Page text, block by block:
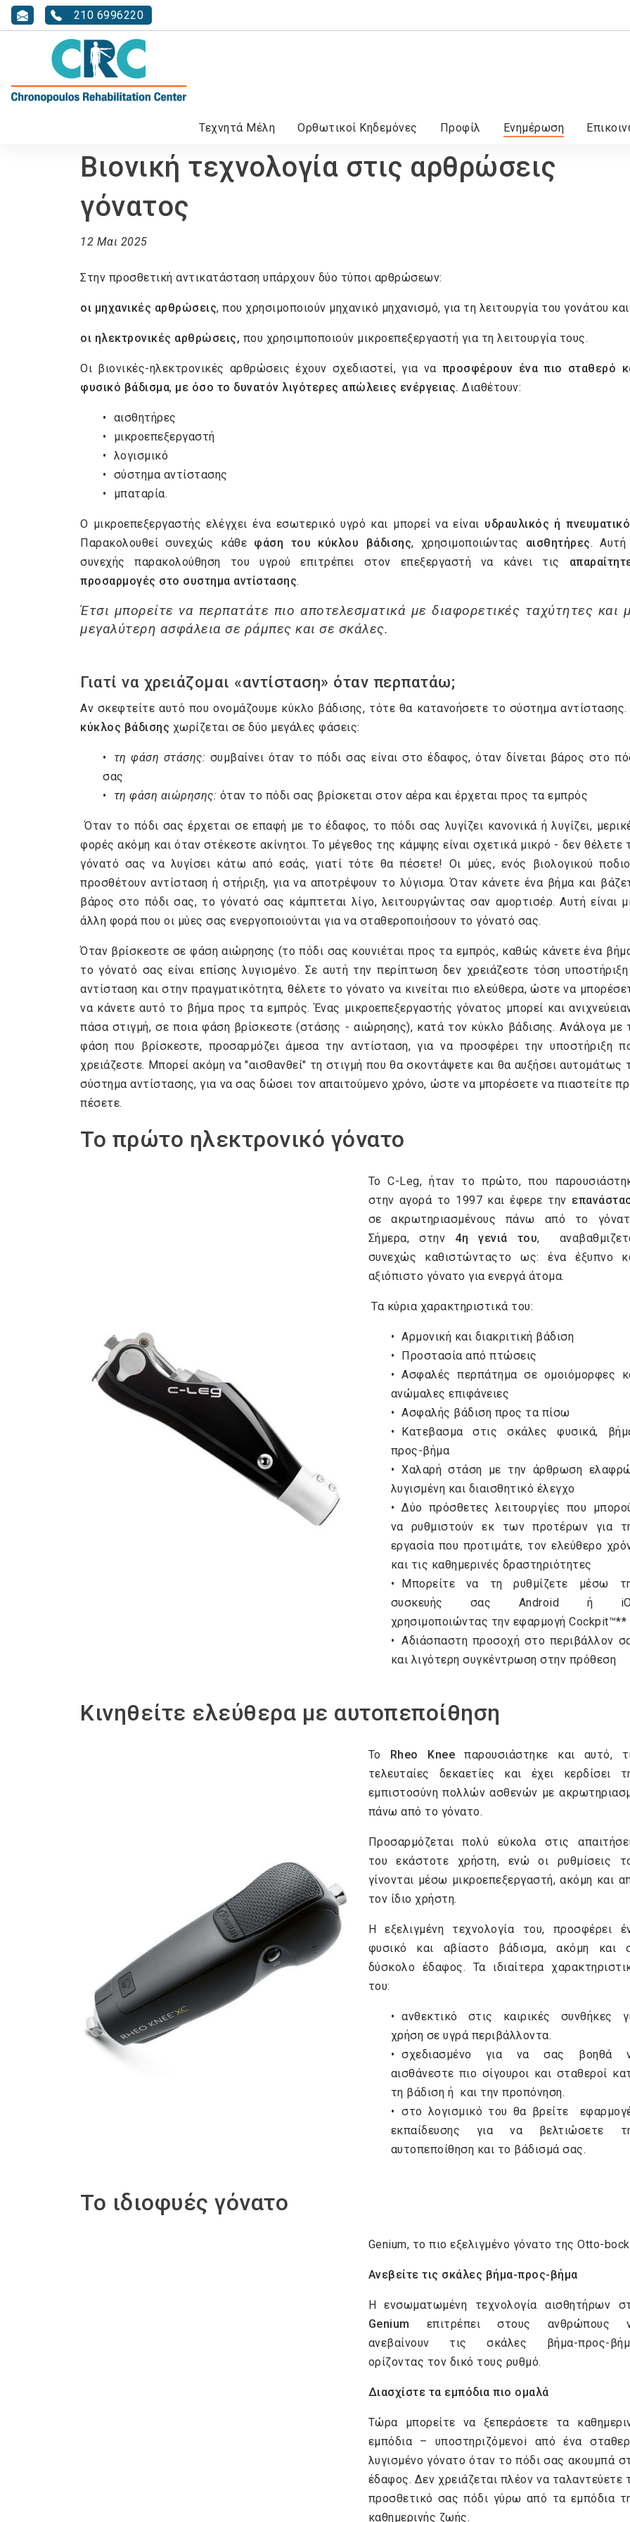
info@chronopoulos.gr
210 6996220
Τεχνητά Μέλη Ορθωτικοί Κηδεμόνες Προφίλ Ενημέρωση
Βιονική τεχνολογία στις αρθρώσεις
γόνατος
12 Μαι 2025
Στην προσθετική αντικατάσταση υπάρχουν δύο τύποι αρθρώσεων:
οι μηχανικές αρθρώσεις, που χρησιμοποιούν μηχανικό μηχανισμό, για τη λειτουργία του γονάτου και
οι ηλεκτρονικές αρθρώσεις, που χρησιμποποιούν μικροεπεξεργαστή για τη λειτουργία τους.
Οι βιονικές-ηλεκτρονικές αρθρώσεις έχουν σχεδιαστεί, για να προσφέρουν ένα πιο σταθερό
φυσικό βάδισμα, με όσο το δυνατόν λιγότερες απώλειες ενέργειας. Διαθέτουν:
αισθητήρες
μικροεπεξεργαστή
λογισμικό
σύστημα αντίστασης
μπαταρία.
Ο μικροεπεξεργαστής ελέγχει ένα εσωτερικό υγρό και μπορεί να είναι υδραυλικός ή
Παρακολουθεί συνεχώς κάθε φάση του κύκλου βάδισης, χρησιμοποιώντας αισθητήρες.
συνεχής παρακολούθηση του υγρού επιτρέπει στον επεξεργαστή να κάνει τις
προσαρμογές στο συστημα αντίστασης.
Έτσι μπορείτε να περπατάτε πιο αποτελεσματικά με διαφορετικές ταχύτητες και
μεγαλύτερη ασφάλεια σε ράμπες και σε σκάλες.
Γιατί να χρειάζομαι «αντίσταση» όταν περπατάω;
Αν σκεφτείτε αυτό που ονομάζουμε κύκλο βάδισης, τότε θα κατανοήσετε το σύστημα
κύκλος βάδισης χωρίζεται σε δύο μεγάλες φάσεις:
τη φάση στάσης: συμβαίνει όταν το πόδι σας είναι στο έδαφος, όταν δίνεται βάρος στο
σας
τη φάση αιώρησης: όταν το πόδι σας βρίσκεται στον αέρα και έρχεται προς τα εμπρός
Όταν το πόδι σας έρχεται σε επαφή με το έδαφος, το πόδι σας λυγίζει κανονικά ή λυγίζει,
φορές ακόμη και όταν στέκεστε ακίνητοι. Το μέγεθος της κάμψης είναι σχετικά μικρό - δεν θέλετε
γόνατό σας να λυγίσει κάτω από εσάς, γιατί τότε θα πέσετε! Οι μύες, ενός βιολογικού
προσθέτουν αντίσταση ή στήριξη, για να αποτρέψουν το λύγισμα. Όταν κάνετε ένα βήμα και
βάρος στο πόδι σας, το γόνατό σας κάμπτεται λίγο, λειτουργώντας σαν αμορτισέρ. Αυτή είναι
άλλη φορά που οι μύες σας ενεργοποιούνται για να σταθεροποιήσουν το γόνατό σας.
Όταν βρίσκεστε σε φάση αιώρησης (το πόδι σας κουνιέται προς τα εμπρός, καθώς κάνετε ένα
το γόνατό σας είναι επίσης λυγισμένο. Σε αυτή την περίπτωση δεν χρειάζεστε τόση
αντίσταση και στην πραγματικότητα, θέλετε το γόνατο να κινείται πιο ελεύθερα, ώστε να
να κάνετε αυτό το βήμα προς τα εμπρός. Ένας μικροεπεξεργαστής γόνατος μπορεί και
πάσα στιγμή, σε ποια φάση βρίσκεστε (στάσης - αιώρησης), κατά τον κύκλο βάδισης. Ανάλογα με
φάση που βρίσκεστε, προσαρμόζει άμεσα την αντίσταση, για να προσφέρει την υποστήριξη
χρειάζεστε. Μπορεί ακόμη να "αισθανθεί" τη στιγμή που θα σκοντάψετε και θα αυξήσει αυτομάτως
σύστημα αντίστασης, για να σας δώσει τον απαιτούμενο χρόνο, ώστε να μπορέσετε να πιαστείτε
πέσετε.
Το πρώτο ηλεκτρονικό γόνατο
To C-Leg, ήταν το πρώτο, που
στην αγορά το 1997 και έφερε την
σε ακρωτηριασμένους πάνω από το
Σήμερα, στην 4η γενιά του,
συνεχώς καθιστώνταςτο ως: ένα έξυπνο
αξιόπιστο γόνατο για ενεργά άτομα.
Τα κύρια χαρακτηριστικά του:
Αρμονική και διακριτική βάδιση
Προστασία από πτώσεις
Ασφαλές περπάτημα σε ομοιόμορφες
ανώμαλες επιφάνειες
Ασφαλής βάδιση προς τα πίσω
Κατεβασμα στις σκάλες φυσικά,
προς-βήμα
Χαλαρή στάση με την άρθρωση
λυγισμένη και διαισθητικό έλεγχο
Δύο πρόσθετες λειτουργίες που
να ρυθμιστούν εκ των προτέρων για
εργασία που προτιμάτε, τον ελεύθερο
και τις καθημερινές δραστηριότητες
Μπορείτε να τη ρυθμίζετε μέσω
συσκευής σας Android ή
χρησιμοποιώντας την εφαρμογή Cockpit™**
Αδιάσπαστη προσοχή στο περιβάλλον
και λιγότερη συγκέντρωση στην πρόθεση
Κινηθείτε ελεύθερα με αυτοπεποίθηση
Το Rheo Knee παρουσιάστηκε και αυτό,
τελευταίες δεκαετίες και έχει κερδίσει
εμπιστοσύνη πολλών ασθενών με
πάνω από το γόνατο.
Προσαρμόζεται πολύ εύκολα στις
του εκάστοτε χρήστη, ενώ οι ρυθμίσεις
γίνονται μέσω μικροεπεξεργαστή, ακόμη και
τον ίδιο χρήστη.
Η εξελιγμένη τεχνολογία του, προσφέρει
φυσικό και αβίαστο βάδισμα, ακόμη και
δύσκολο έδαφος. Τα ιδιαίτερα
του:
ανθεκτικό στις καιρικές συνθήκες
χρήση σε υγρά περιβάλλοντα.
σχεδιασμένο για να σας βοηθά
αισθάνεστε πιο σίγουροι και σταθεροί
τη βάδιση ή και την προπόνηση.
στο λογισμικό του θα βρείτε
εκπαίδευσης για να βελτιώσετε
αυτοπεποίθηση και το βάδισμά σας.
Το ιδιοφυές γόνατο
Genium, το πιο εξελιγμένο γόνατο της Otto-
Ανεβείτε τις σκάλες βήμα-προς-βήμα
Η ενσωματωμένη τεχνολογία αισθητήρων
Genium επιτρέπει στους ανθρώπους
ανεβαίνουν τις σκάλες βήμα-προς-
ορίζοντας τον δικό τους ρυθμό.
Διασχίστε τα εμπόδια πιο ομαλά
Τώρα μπορείτε να ξεπεράσετε τα
εμπόδια – υποστηριζόμενoi από ένα
λυγισμένο γόνατο όταν το πόδι σας ακουμπά
έδαφος. Δεν χρειάζεται πλέον να ταλαντεύετε
προσθετικό σας πόδι γύρω από τα εμπόδια
καθημερινής ζωής.